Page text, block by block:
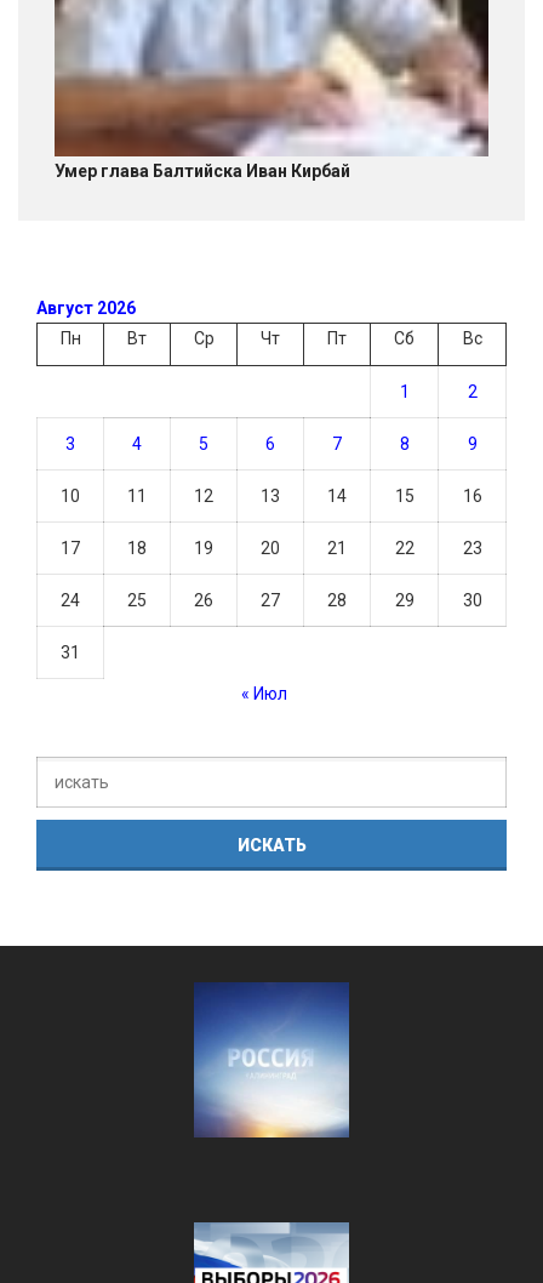
Умер глава Балтийска Иван Кирбай
Август 2026
Пн
Вт Ср Чт Пт Сб Вс
1 2
3 4 5 6 7 8 9
10 11 12 13 14 15 16
17 18 19 20 21 22 23
24 25 26 27 28 29 30
31
« Июл